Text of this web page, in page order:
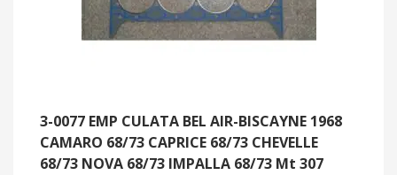
3-0077 EMP CULATA BEL AIR-BISCAYNE 1968
CAMARO 68/73 CAPRICE 68/73 CHEVELLE
68/73 NOVA 68/73 IMPALLA 68/73 Mt 307